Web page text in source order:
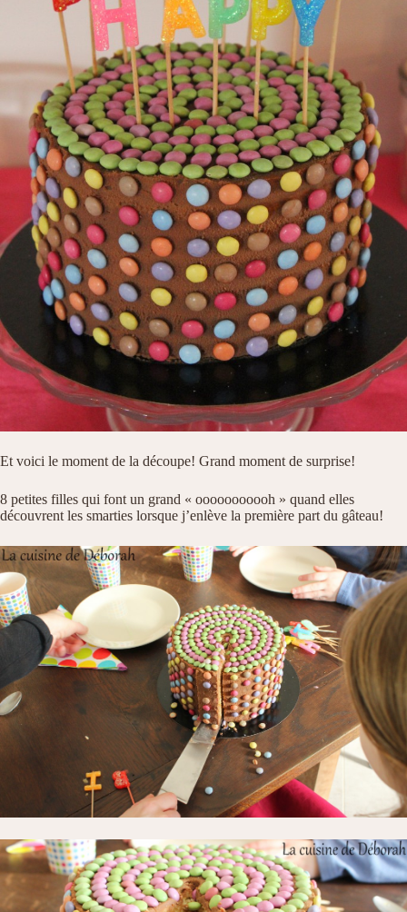
Et voici le moment de la découpe! Grand moment de surprise!
8 petites filles qui font un grand « ooooooooooh » quand elles
découvrent les smarties lorsque j’enlève la première part du gâteau!